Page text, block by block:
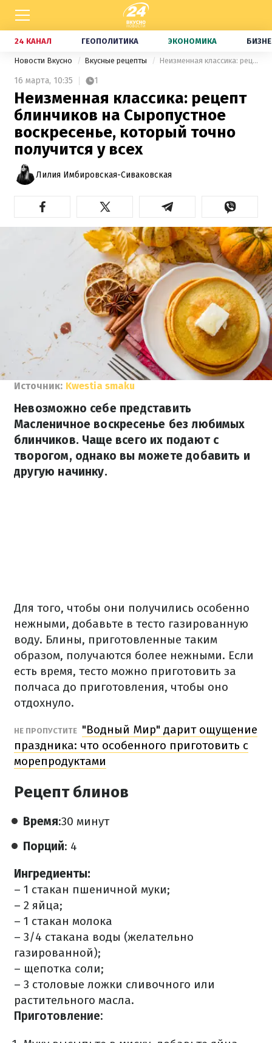
24 КАНАЛ ГЕОПОЛИТИКА ЭКОНОМИКА
Новости Вкусно Вкусные рецепты Неизменная классика: рецепт блинчиков на Сыропустное воскресенье, который точно получится у всех
16 марта, 10:35 1
Неизменная классика: рецепт
блинчиков на Сыропустное
воскресенье, который точно
получится у всех
Лилия Имбировская-Сиваковская
Источник: Kwestia smaku
Невозможно себе представить
Масленичное воскресенье без любимых
блинчиков. Чаще всего их подают с
творогом, однако вы можете добавить и
другую начинку.
Для того, чтобы они получились особенно
нежными, добавьте в тесто газированную
воду. Блины, приготовленные таким
образом, получаются более нежными. Если
есть время, тесто можно приготовить за
полчаса до приготовления, чтобы оно
отдохнуло.
НЕ ПРОПУСТИТЕ "Водный Мир" дарит ощущение
праздника: что особенного приготовить с
морепродуктами
Рецепт блинов
Время:30 минут
Порций: 4
Ингредиенты:
– 1 стакан пшеничной муки;
– 2 яйца;
– 1 стакан молока
– 3/4 стакана воды (желательно
газированной);
– щепотка соли;
– 3 столовые ложки сливочного или
растительного масла.
Приготовление: